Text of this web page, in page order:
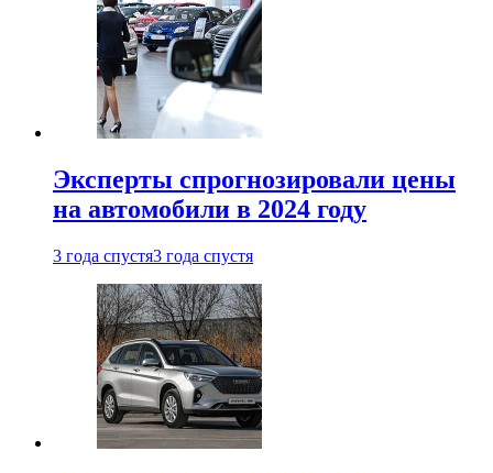
Эксперты спрогнозировали цены
на автомобили в 2024 году
3 года спустя3 года спустя